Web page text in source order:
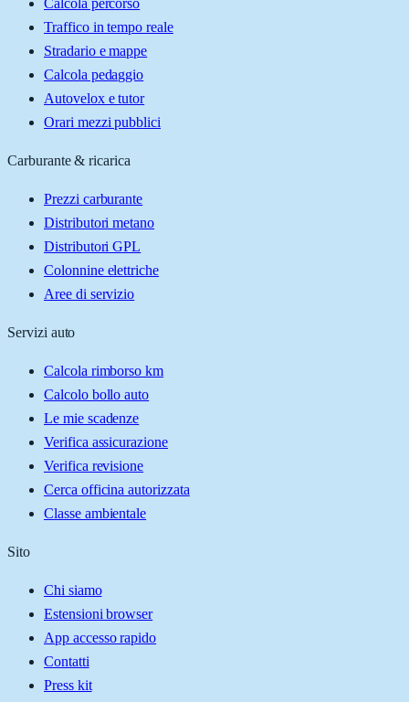
Calcola percorso
Traffico in tempo reale
Stradario e mappe
Calcola pedaggio
Autovelox e tutor
Orari mezzi pubblici
Carburante & ricarica
Prezzi carburante
Distributori metano
Distributori GPL
Colonnine elettriche
Aree di servizio
Servizi auto
Calcola rimborso km
Calcolo bollo auto
Le mie scadenze
Verifica assicurazione
Verifica revisione
Cerca officina autorizzata
Classe ambientale
Sito
Chi siamo
Estensioni browser
App accesso rapido
Contatti
Press kit